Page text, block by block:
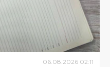
06.08.2026 02:11